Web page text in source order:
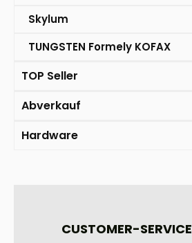
Skylum
TUNGSTEN Formely KOFAX
TOP Seller
Abverkauf
Hardware
CUSTOMER-SERVICE